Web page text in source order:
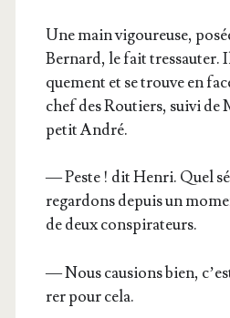
Une main vigou­reuse,
Ber­nard, le fait tres­sau­ter.
que­ment et se trouve en
chef des Rou­tiers, sui­vi de
petit André.
— Peste ! dit Hen­ri. Quel
regar­dons depuis un
de deux conspirateurs.
— Nous cau­sions bien,
rer pour cela.